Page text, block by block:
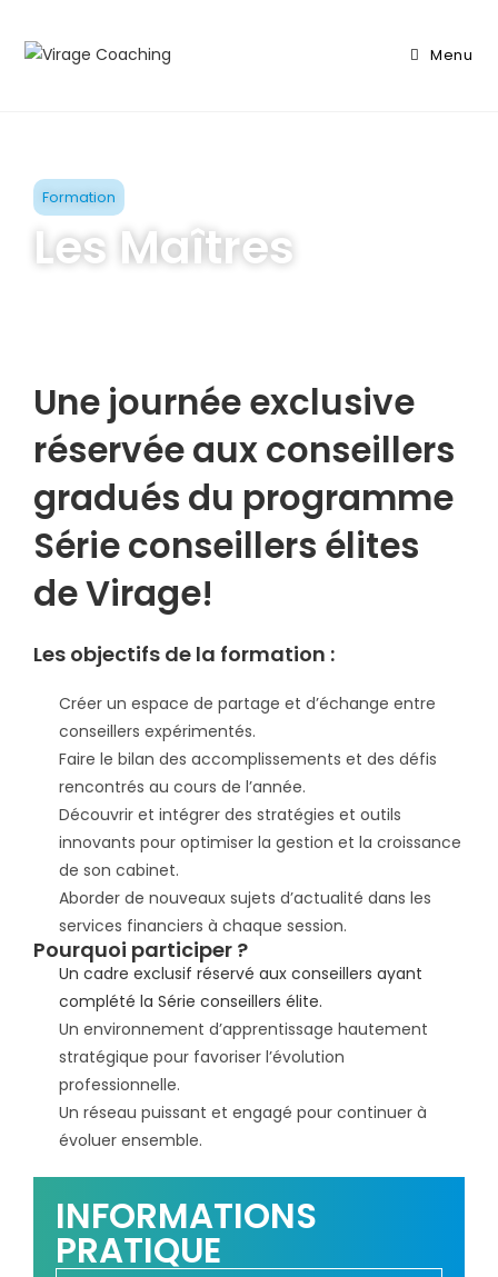
Menu
Formation
Les Maîtres
Une journée exclusive
réservée aux conseillers
gradués du programme
Série conseillers élites
de Virage!
Les objectifs de la formation :
Créer un espace de partage et d’échange entre
conseillers expérimentés.
Faire le bilan des accomplissements et des défis
rencontrés au cours de l’année.
Découvrir et intégrer des stratégies et outils
innovants pour optimiser la gestion et la croissance
de son cabinet.
Aborder de nouveaux sujets d’actualité dans les
services financiers à chaque session.
Pourquoi participer ?
Un cadre exclusif réservé aux conseillers ayant
complété la Série conseillers élite.
Un environnement d’apprentissage hautement
stratégique pour favoriser l’évolution
professionnelle.
Un réseau puissant et engagé pour continuer à
évoluer ensemble.
INFORMATIONS
PRATIQUE